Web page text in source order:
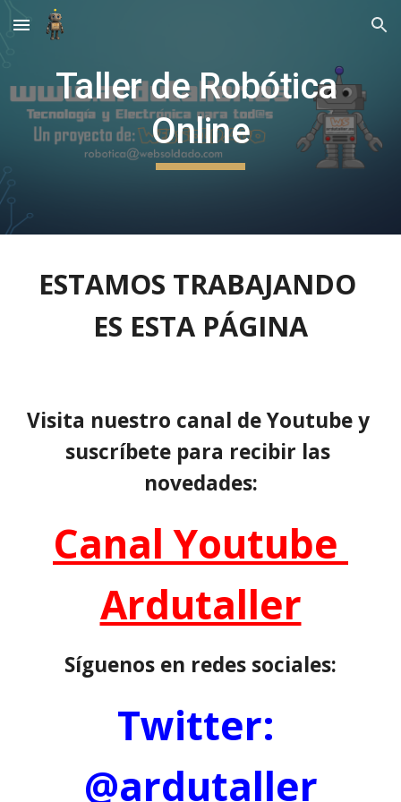
Skip to main content Skip to navigation
Taller de Robótica
Online
ESTAMOS TRABAJANDO
ES ESTA PÁGINA
Visita nuestro canal de Youtube y
suscríbete para recibir las
novedades:
Canal Youtube
Ardutaller
Síguenos en redes sociales:
Twitter:
@ardutaller